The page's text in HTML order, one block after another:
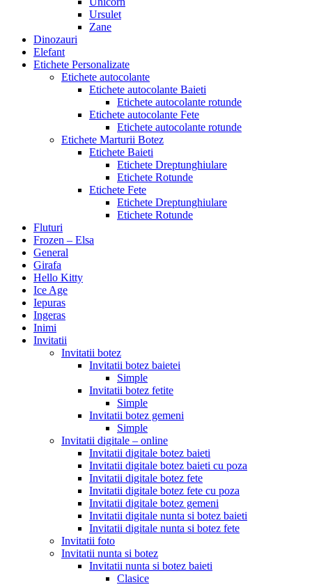
Ursulet
Zane
Dinozauri
Elefant
Etichete Personalizate
Etichete autocolante
Etichete autocolante Baieti
Etichete autocolante rotunde
Etichete autocolante Fete
Etichete autocolante rotunde
Etichete Marturii Botez
Etichete Baieti
Etichete Dreptunghiulare
Etichete Rotunde
Etichete Fete
Etichete Dreptunghiulare
Etichete Rotunde
Fluturi
Frozen – Elsa
General
Girafa
Hello Kitty
Ice Age
Iepuras
Ingeras
Inimi
Invitatii
Invitatii botez
Invitatii botez baietei
Simple
Invitatii botez fetite
Simple
Invitatii botez gemeni
Simple
Invitatii digitale – online
Invitatii digitale botez baieti
Invitatii digitale botez baieti cu poza
Invitatii digitale botez fete
Invitatii digitale botez fete cu poza
Invitatii digitale botez gemeni
Invitatii digitale nunta si botez baieti
Invitatii digitale nunta si botez fete
Invitatii foto
Invitatii nunta si botez
Invitatii nunta si botez baieti
Clasice